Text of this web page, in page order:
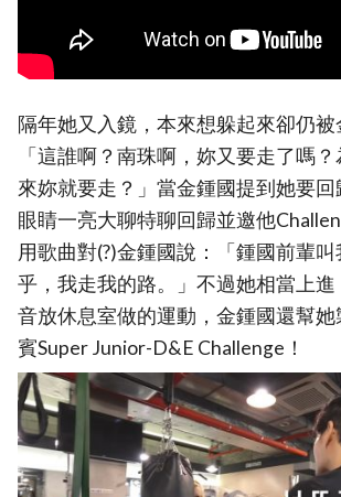
隔年她又入鏡，本來想躲起來卻仍被
「這誰啊？南珠啊，妳又要走了嗎
來妳就要走？」當金鍾國提到她要
眼睛一亮大聊特聊回歸並邀他
用歌曲對(?)金鍾國說：「鍾國前輩
乎，我走我的路。」不過她相當上
音放休息室做的運動，金鍾國還幫
賓Super Junior-D&E Challenge！